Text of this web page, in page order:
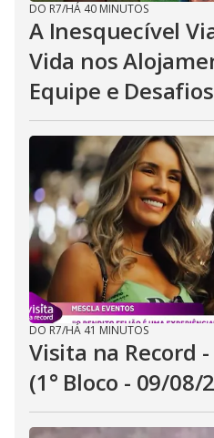
DO R7/HÁ 40 MINUTOS
A Inesquecível
Vida nos
Equipe e
DO R7/HÁ 41 MINUTOS
Visita na Record
(1° Bloco - 09/08/